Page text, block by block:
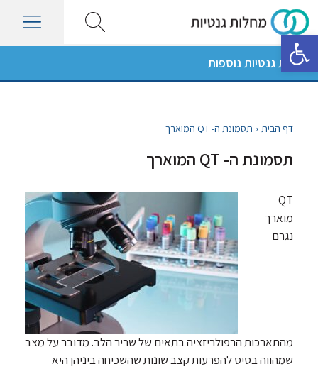
פתח סרגל נגישות
מחלות גנטיות נוספות
דף הבית» תסמונת ה- QT המוארך
תסמונת ה- QT המוארך
QT
מוארך
נגרם
מהתארכות הרפולריזציה בתאים של שריר הלב. מדובר על מצב
שמהווה בסיס להפרעות קצב שונות שהשכיחה ביניהן היא